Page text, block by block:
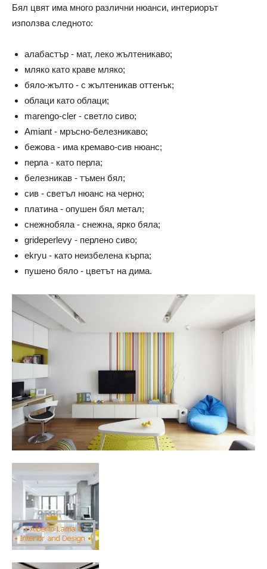
Бял цвят има много различни нюанси, интериорът
използва следното:
алабастър - мат, леко жълтеникаво;
мляко като краве мляко;
бяло-жълто - с жълтеникав оттенък;
облаци като облаци;
marengo-cler - светло сиво;
Amiant - мръсно-белезникаво;
бежова - има кремаво-сив нюанс;
перла - като перла;
белезникав - тъмен бял;
сив - светъл нюанс на черно;
платина - опушен бял метал;
снежнобяла - снежна, ярко бяла;
grideperlevy - перлено сиво;
ekryu - като неизбелена кърпа;
пушено бяло - цветът на дима.